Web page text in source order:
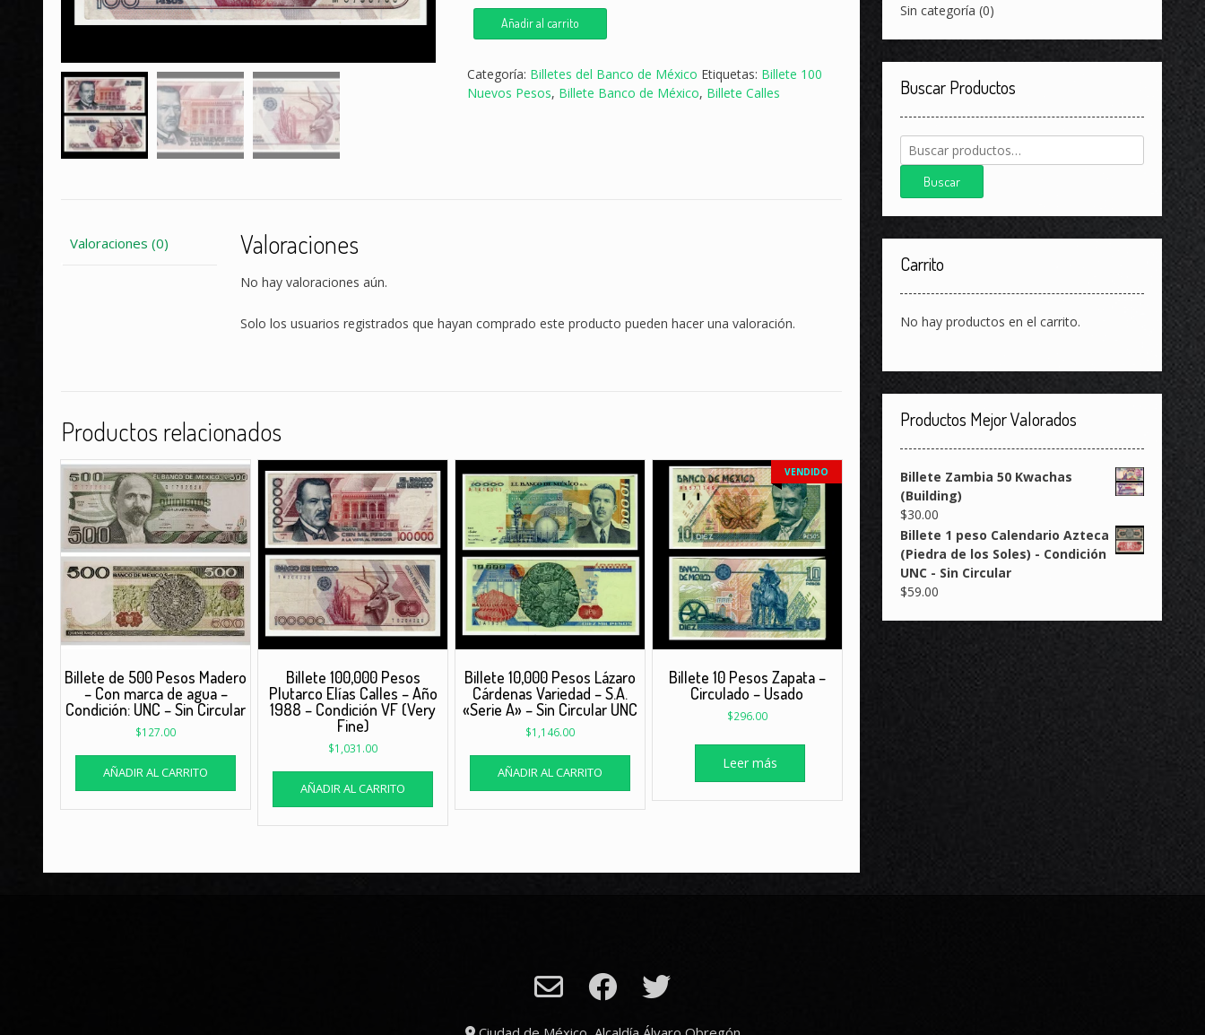
100
Pesos
Plutarco
Añadir al carrito
Categoría: Billetes del Banco de México Etiquetas: Billete 100
Nuevos Pesos, Billete Banco de México, Billete Calles
Valoraciones (0) Valoraciones
No hay valoraciones aún.
Solo los usuarios registrados que hayan comprado este producto pueden hacer una valoración.
Productos relacionados
Billete de 500 Pesos Madero
– Con marca de agua –
Condición: UNC – Sin Circular
$127.00
AÑADIR AL CARRITO
Billete 100,000 Pesos
Plutarco Elías Calles – Año
1988 – Condición VF (Very
Fine)
$1,031.00
AÑADIR AL CARRITO
Billete 10,000 Pesos Lázaro
Cárdenas Variedad – S.A.
«Serie A» – Sin Circular UNC
$1,146.00
AÑADIR AL CARRITO
VENDIDO
Billete 10 Pesos Zapata –
Circulado – Usado
$296.00
Leer más
Sin categoría (0)
Buscar Productos
Buscar
por:
Buscar
Carrito
No hay productos en el carrito.
Productos Mejor Valorados
Billete Zambia 50 Kwachas
(Building)
$30.00
Billete 1 peso Calendario Azteca
(Piedra de los Soles) - Condición
UNC - Sin Circular
$59.00